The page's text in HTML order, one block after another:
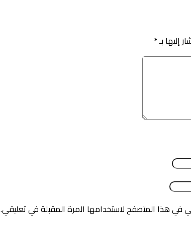
إليها بـ*
في هذا المتصفح لاستخدامها المرة المقبلة في تعليقي.